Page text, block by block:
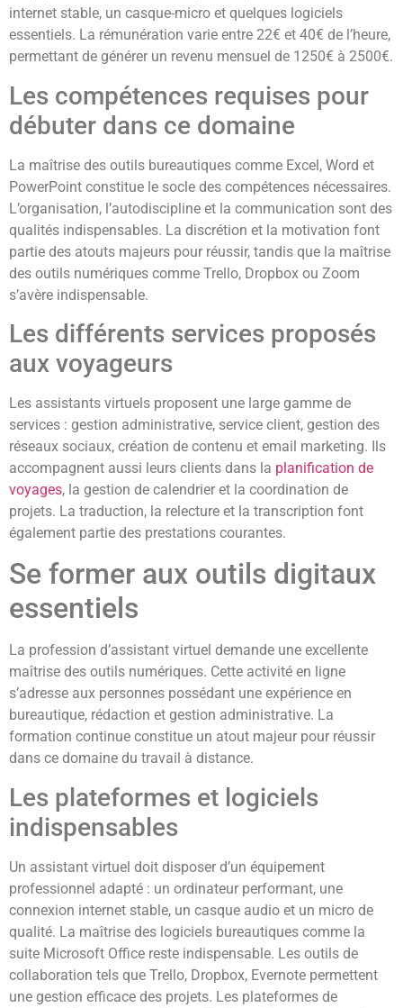
internet stable, un casque-micro et quelques logiciels
essentiels. La rémunération varie entre 22€ et 40€ de l’heure,
permettant de générer un revenu mensuel de 1250€ à 2500€.
Les compétences requises pour
débuter dans ce domaine
La maîtrise des outils bureautiques comme Excel, Word et
PowerPoint constitue le socle des compétences nécessaires.
L’organisation, l’autodiscipline et la communication sont des
qualités indispensables. La discrétion et la motivation font
partie des atouts majeurs pour réussir, tandis que la maîtrise
des outils numériques comme Trello, Dropbox ou Zoom
s’avère indispensable.
Les différents services proposés
aux voyageurs
Les assistants virtuels proposent une large gamme de
services : gestion administrative, service client, gestion des
réseaux sociaux, création de contenu et email marketing. Ils
accompagnent aussi leurs clients dans la planification de
voyages, la gestion de calendrier et la coordination de
projets. La traduction, la relecture et la transcription font
également partie des prestations courantes.
Se former aux outils digitaux
essentiels
La profession d’assistant virtuel demande une excellente
maîtrise des outils numériques. Cette activité en ligne
s’adresse aux personnes possédant une expérience en
bureautique, rédaction et gestion administrative. La
formation continue constitue un atout majeur pour réussir
dans ce domaine du travail à distance.
Les plateformes et logiciels
indispensables
Un assistant virtuel doit disposer d’un équipement
professionnel adapté : un ordinateur performant, une
connexion internet stable, un casque audio et un micro de
qualité. La maîtrise des logiciels bureautiques comme la
suite Microsoft Office reste indispensable. Les outils de
collaboration tels que Trello, Dropbox, Evernote permettent
une gestion efficace des projets. Les plateformes de